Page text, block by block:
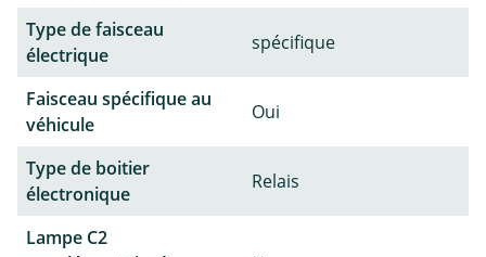
Type de faisceau
électrique
spécifique
Faisceau spécifique au
véhicule
Oui
Type de boitier
électronique
Relais
Lampe C2